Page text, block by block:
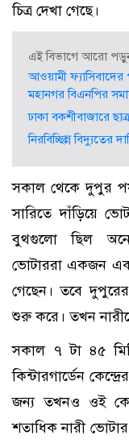
চিত্র দেখা গেছে।
এই বিভাগে আরো
আওয়ামী ফ্যাসিবাদের
মহানগর বিএনপির
ঢাকা বকশীবাজারে
নিরবিচ্ছিন্ন বিদ্যুতের
সকাল থেকে দুপুর
সারিতে দাঁড়িয়ে
বুথগুলো ছিল
ভোটাররা একজন
গেছেন। তবে
শুরু করে। তখন
সকাল ৭ টা ৪৫
কিন্টারগার্ডেন
জন্য তখনও ওই
শতাধিক নারী